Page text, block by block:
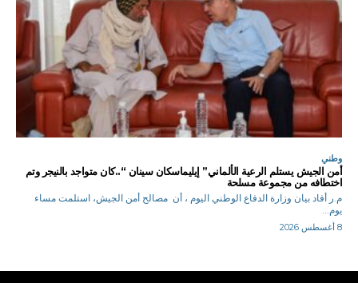
وطني
أمن الجيش يستلم الرعية الألماني” إيليماسكان سينان “..كان متواجد بالنيجر وتم
اختطافه من مجموعة مسلحة
م.ر أفاد بيان وزارة الدفاع الوطني اليوم ، أن مصالح أمن الجيش، استلمت مساء
يوم...
8 أغسطس 2026